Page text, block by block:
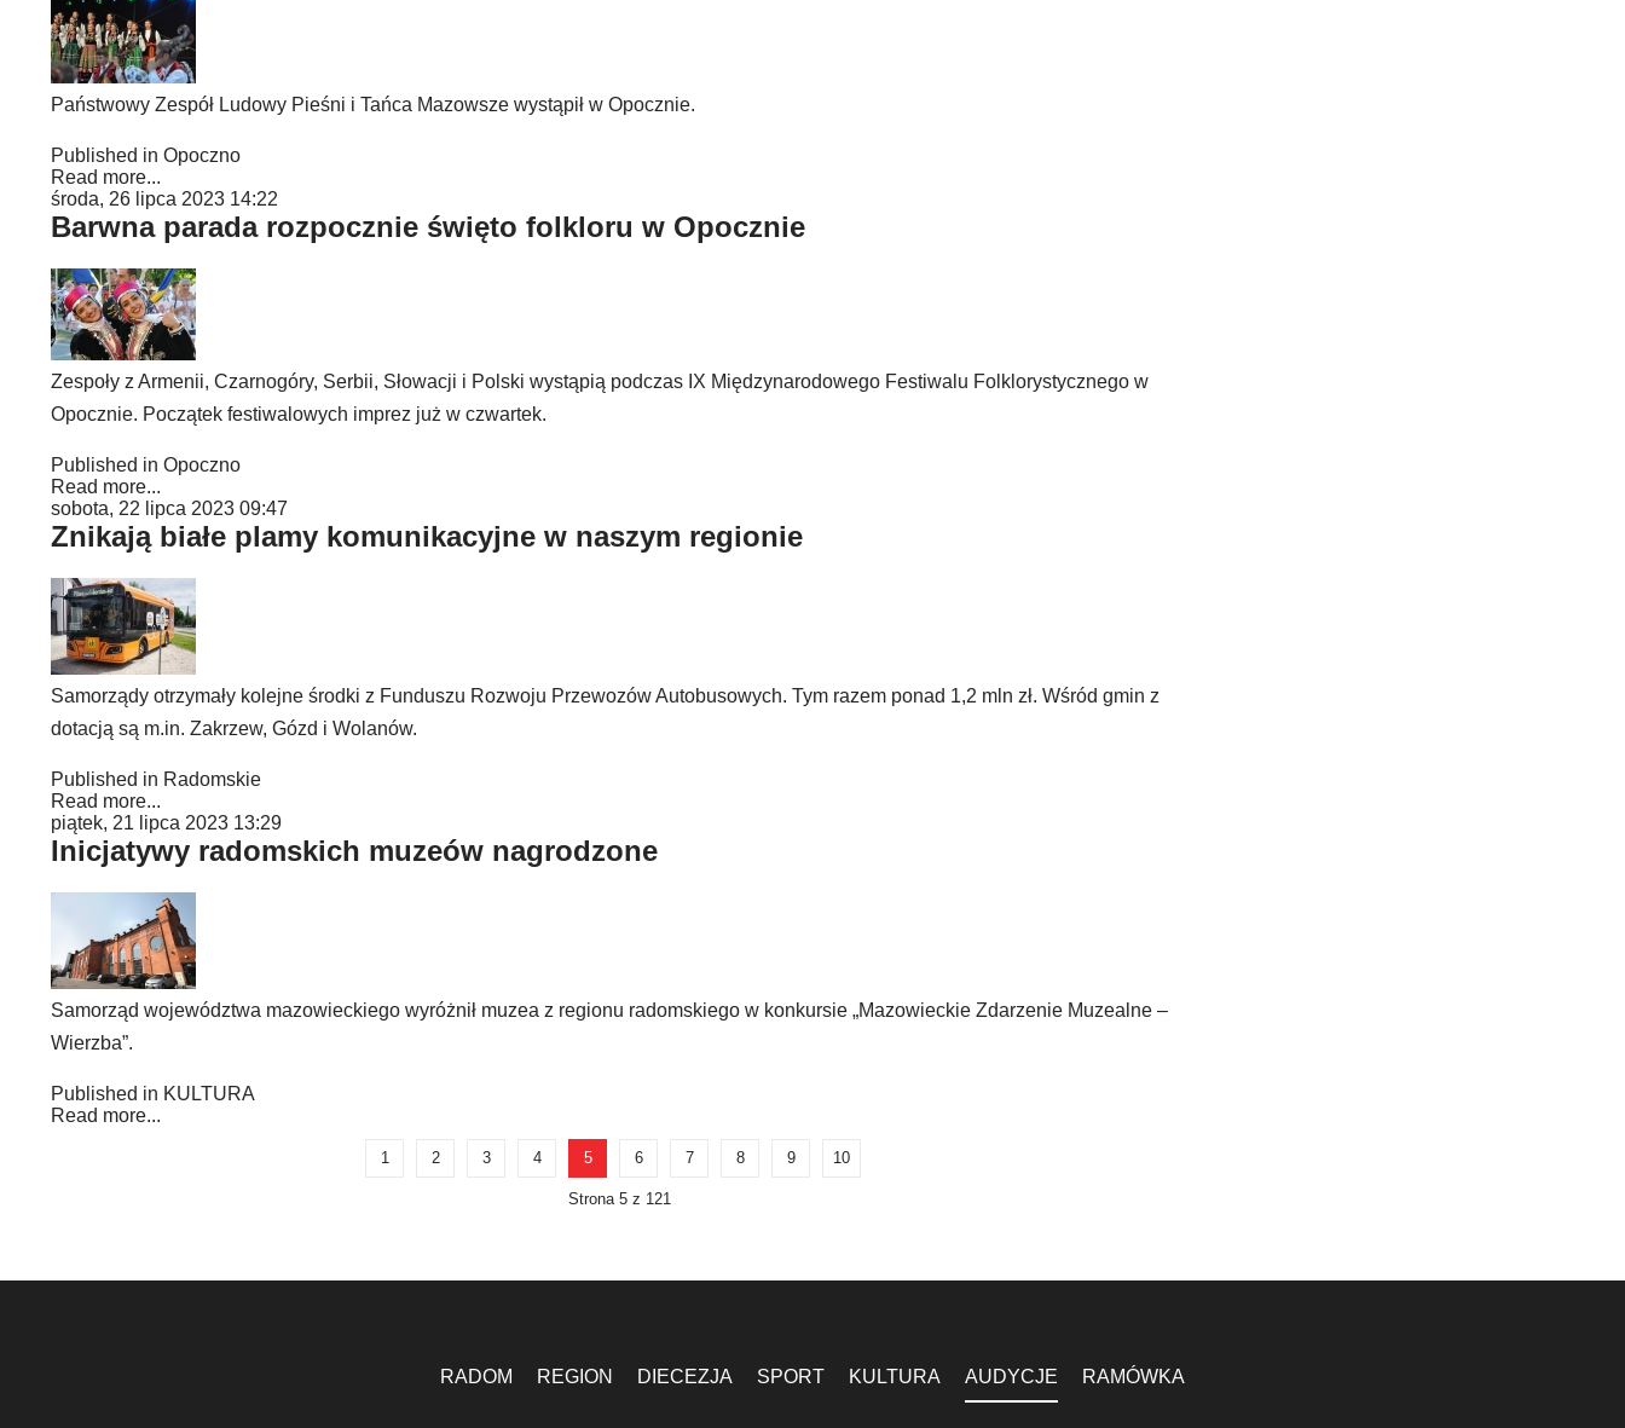
Państwowy Zespół Ludowy Pieśni i Tańca Mazowsze wystąpił w Opocznie.
Published in Opoczno
Read more...
środa, 26 lipca 2023 14:22
Barwna parada rozpocznie święto folkloru w Opocznie
Zespoły z Armenii, Czarnogóry, Serbii, Słowacji i Polski wystąpią podczas IX Międzynarodowego Festiwalu Folklorystycznego w
Opocznie. Początek festiwalowych imprez już w czwartek.
Published in Opoczno
Read more...
sobota, 22 lipca 2023 09:47
Znikają białe plamy komunikacyjne w naszym regionie
Samorządy otrzymały kolejne środki z Funduszu Rozwoju Przewozów Autobusowych. Tym razem ponad 1,2 mln zł. Wśród gmin z
dotacją są m.in. Zakrzew, Gózd i Wolanów.
Published in Radomskie
Read more...
piątek, 21 lipca 2023 13:29
Inicjatywy radomskich muzeów nagrodzone
Samorząd województwa mazowieckiego wyróżnił muzea z regionu radomskiego w konkursie „Mazowieckie Zdarzenie Muzealne –
Wierzba”.
Published in KULTURA
Read more...
1 2 3 4 5 6 7 8 9 10
Strona 5 z 121
RADOM REGION DIECEZJA SPORT KULTURA AUDYCJE RAMÓWKA